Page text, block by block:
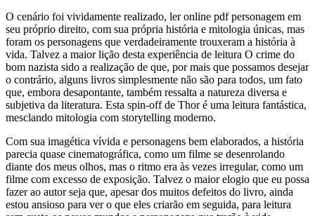
O cenário foi vividamente realizado, ler online pdf personagem em
seu próprio direito, com sua própria história e mitologia únicas, mas
foram os personagens que verdadeiramente trouxeram a história à
vida. Talvez a maior lição desta experiência de leitura O crime do
bom nazista sido a realização de que, por mais que possamos desejar
o contrário, alguns livros simplesmente não são para todos, um fato
que, embora desapontante, também ressalta a natureza diversa e
subjetiva da literatura. Esta spin-off de Thor é uma leitura fantástica,
mesclando mitologia com storytelling moderno.
Com sua imagética vívida e personagens bem elaborados, a história
parecia quase cinematográfica, como um filme se desenrolando
diante dos meus olhos, mas o ritmo era às vezes irregular, como um
filme com excesso de exposição. Talvez o maior elogio que eu possa
fazer ao autor seja que, apesar dos muitos defeitos do livro, ainda
estou ansioso para ver o que eles criarão em seguida, para leitura